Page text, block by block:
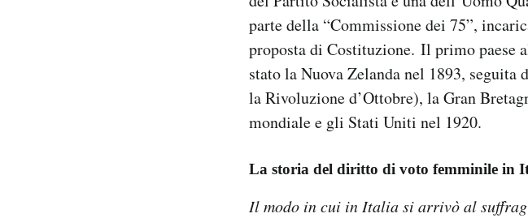
parte della “Commissione dei 75”,
proposta di Costituzione. Il primo paese
stato la Nuova Zelanda nel 1893, seguita
la Rivoluzione d’Ottobre), la Gran
mondiale e gli Stati Uniti nel 1920.
La storia del diritto di voto femminile in
Il modo in cui in Italia si arrivò al